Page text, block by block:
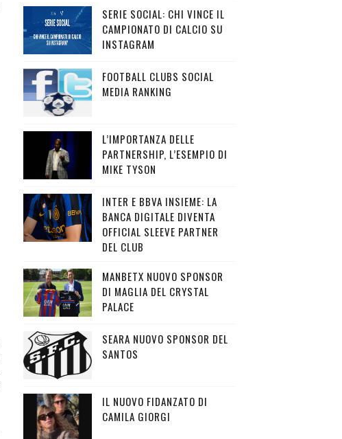
SERIE SOCIAL: CHI VINCE IL
CAMPIONATO DI CALCIO SU
INSTAGRAM
FOOTBALL CLUBS SOCIAL
MEDIA RANKING
L’IMPORTANZA DELLE
PARTNERSHIP, L’ESEMPIO DI
MIKE TYSON
INTER E BBVA INSIEME: LA
BANCA DIGITALE DIVENTA
OFFICIAL SLEEVE PARTNER
DEL CLUB
MANBETX NUOVO SPONSOR
DI MAGLIA DEL CRYSTAL
PALACE
SEARA NUOVO SPONSOR DEL
SANTOS
IL NUOVO FIDANZATO DI
CAMILA GIORGI